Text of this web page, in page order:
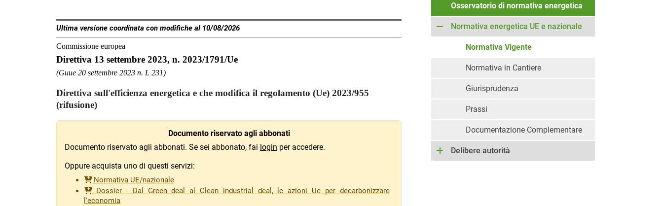
Ultima versione coordinata con modifiche al 10/08/2026
Commissione europea
Direttiva 13 settembre 2023, n. 2023/1791/Ue
(Guue 20 settembre 2023 n. L 231)
Direttiva sull'efficienza energetica e che modifica il regolamento (Ue) 2023/955
(rifusione)
Documento riservato agli abbonati
Documento riservato agli abbonati. Se sei abbonato, fai login per accedere.
Oppure acquista uno di questi servizi:
Normativa UE/nazionale
Dossier - Dal Green deal al Clean industrial deal, le azioni Ue per decarbonizzare
l'economia
Osservatorio di normativa energetica
Normativa energetica UE e nazionale
Normativa Vigente
Normativa in Cantiere
Giurisprudenza
Prassi
Documentazione Complementare
Delibere autorità